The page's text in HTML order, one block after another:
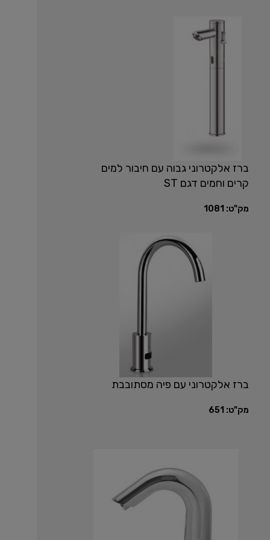
ברז אלקטרוני גבוה עם חיבור למים
קרים וחמים דגם ST
מק"ט: 1081
ברז אלקטרוני עם פיה מסתובבת
מק"ט: 651